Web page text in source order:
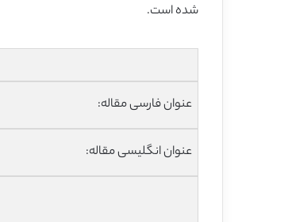
شده است.
عنوان فارسی مقاله:
عنوان انگلیسی مقاله: